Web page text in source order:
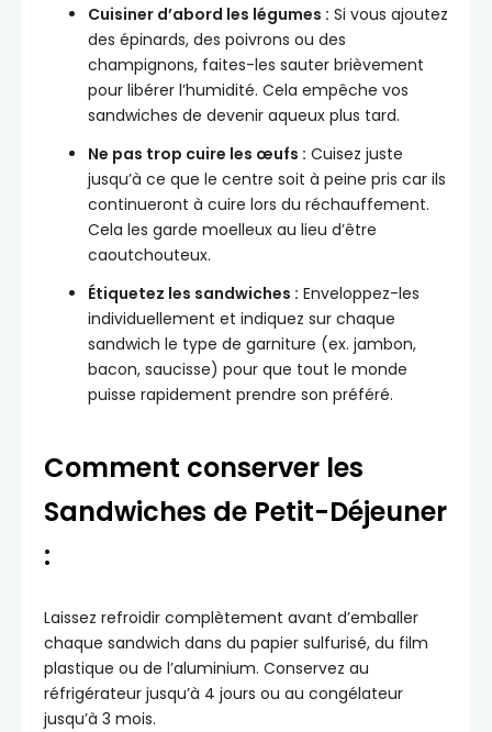
Cuisiner d’abord les légumes : Si vous ajoutez
des épinards, des poivrons ou des
champignons, faites-les sauter brièvement
pour libérer l’humidité. Cela empêche vos
sandwiches de devenir aqueux plus tard.
Ne pas trop cuire les œufs : Cuisez juste
jusqu’à ce que le centre soit à peine pris car ils
continueront à cuire lors du réchauffement.
Cela les garde moelleux au lieu d’être
caoutchouteux.
Étiquetez les sandwiches : Enveloppez-les
individuellement et indiquez sur chaque
sandwich le type de garniture (ex. jambon,
bacon, saucisse) pour que tout le monde
puisse rapidement prendre son préféré.
Comment conserver les
Sandwiches de Petit-Déjeuner
:
Laissez refroidir complètement avant d’emballer
chaque sandwich dans du papier sulfurisé, du film
plastique ou de l’aluminium. Conservez au
réfrigérateur jusqu’à 4 jours ou au congélateur
jusqu’à 3 mois.